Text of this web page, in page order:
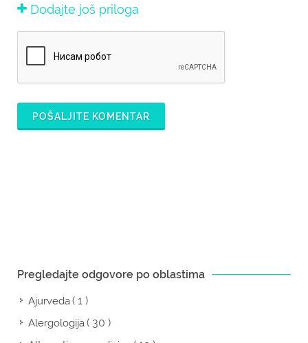
Dodajte još priloga
POŠALJITE KOMENTAR
Pregledajte odgovore po oblastima
Ajurveda( 1 )
Alergologija( 30 )